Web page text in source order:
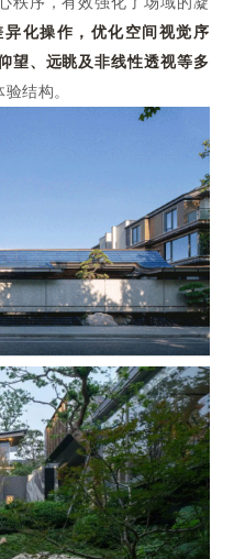
化操作，优化空间视觉序
望、远眺及非线性透视等多
结构。